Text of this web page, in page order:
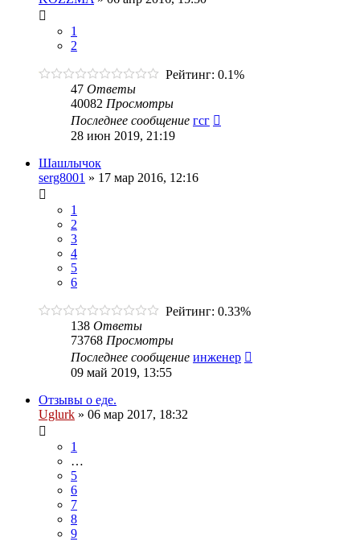
1
2
Рейтинг: 0.1%
47 Ответы
40082 Просмотры
Последнее сообщение гсг
28 июн 2019, 21:19
Шашлычок
serg8001 » 17 мар 2016, 12:16
1
2
3
4
5
6
Рейтинг: 0.33%
138 Ответы
73768 Просмотры
Последнее сообщение инженер
09 май 2019, 13:55
Отзывы о еде.
Uglurk » 06 мар 2017, 18:32
1
…
5
6
7
8
9